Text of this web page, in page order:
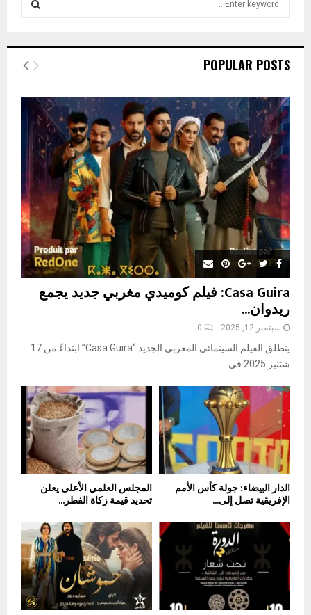
h
o
r
E
R
C
POPULAR POSTS
Casa Guira: فيلم كوميدي مغربي جديد يجمع
ريدوان...
سبتمبر 12, 2025 0
ينطلق الفيلم السينمائي المغربي الجديد “Casa Guira” ابتداءً من 17
شتنبر 2025 في...
المجلس العلمي الأعلى يعلن
تحديد قيمة زكاة الفطر...
الدار البيضاء: جولة كأس الأمم
الإفريقية تصل إلى...